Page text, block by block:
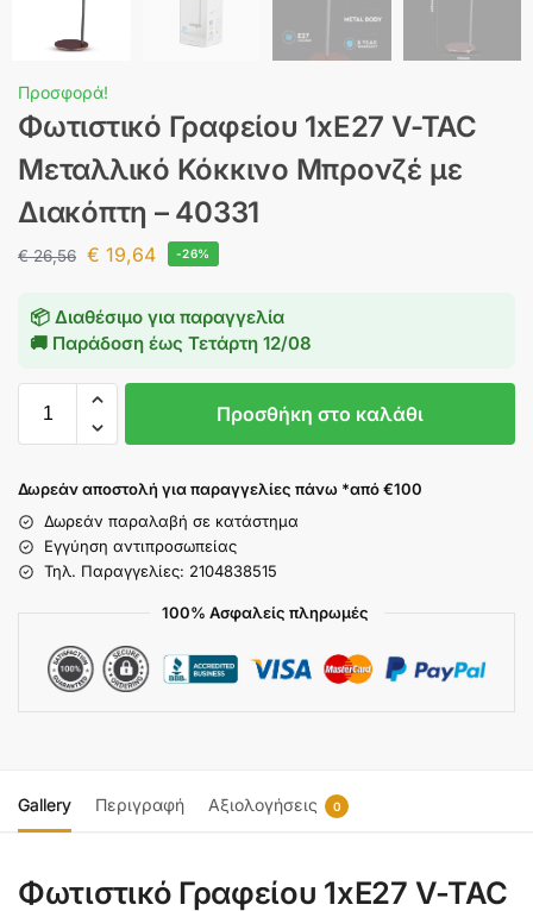
Προσφορά!
Φωτιστικό Γραφείου 1xE27 V-TAC
Μεταλλικό Κόκκινο Μπρονζέ με
Διακόπτη – 40331
€26,56 € 19,64 -26%
📦 Διαθέσιμο για παραγγελία
🚚 Παράδοση έως Τετάρτη 12/08
Προσθήκη στο καλάθι
Δωρεάν αποστολή για παραγγελίες πάνω *από €100
Δωρεάν παραλαβή σε κατάστημα
Εγγύηση αντιπροσωπείας
Τηλ. Παραγγελίες: 2104838515
100% Ασφαλείς πληρωμές
Gallery Περιγραφή Αξιολογήσεις 0
Φωτιστικό Γραφείου 1xE27 V-TAC